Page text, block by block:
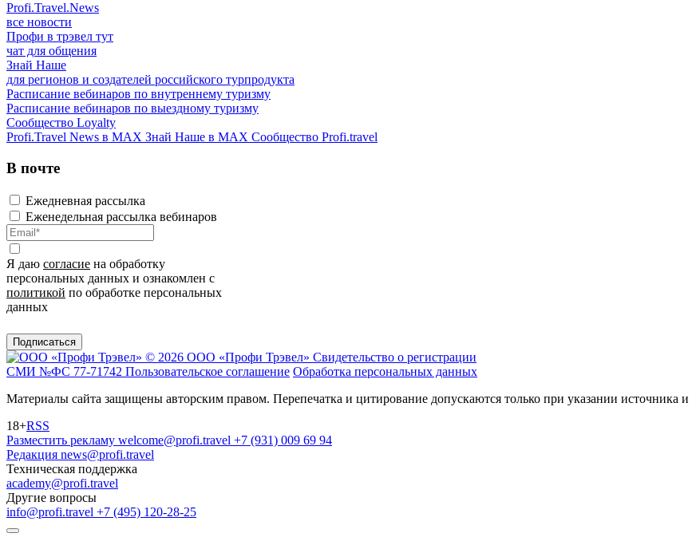
Profi.Travel.News
все новости
Профи в трэвел тут
чат для общения
Знай Наше
для регионов и создателей российского турпродукта
Расписание вебинаров по внутреннему туризму
Расписание вебинаров по выездному туризму
Сообщество Loyalty
Profi.Travel News в MAX Знай Наше в MAX Сообщество Profi.travel
В почте
Ежедневная рассылка
Еженедельная рассылка вебинаров
Я даю согласие на обработку
персональных данных и ознакомлен с
политикой по обработке персональных
данных
Подписаться
© 2026 ООО «Профи Трэвeл» Свидетельство о регистрации
СМИ №ФС 77-71742 Пользовательское соглашение Обработка персональных данных
Материалы сайта защищены авторским правом. Перепечатка и цитирование допускаются только при указании источника
18+RSS
Разместить рекламу welcome@profi.travel +7 (931) 009 69 94
Редакция news@profi.travel
Техническая поддержка
academy@profi.travel
Другие вопросы
info@profi.travel +7 (495) 120-28-25